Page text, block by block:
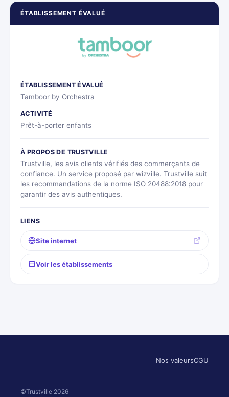
ÉTABLISSEMENT ÉVALUÉ
ÉTABLISSEMENT ÉVALUÉ
Tamboor by Orchestra
ACTIVITÉ
Prêt-à-porter enfants
À PROPOS DE TRUSTVILLE
Trustville, les avis clients vérifiés des commerçants de
confiance. Un service proposé par wizville. Trustville suit
les recommandations de la norme ISO 20488:2018 pour
garantir des avis authentiques.
LIENS
Site internet
Voir les établissements
Nos valeursCGU
©Trustville 2026